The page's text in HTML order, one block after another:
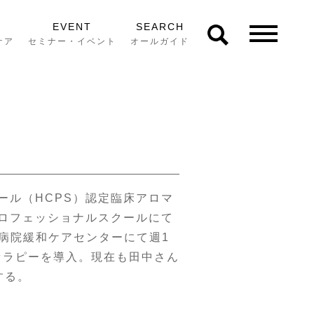
ア
EVENT
セミナー・イベント
SEARCH
オールガイド
ル（HCPS）認定臨床アロマ
フェッショナルスクールにて
院緩和ケアセンターにて週1
ピーを導入。現在も田中さん
。